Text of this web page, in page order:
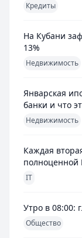
Кредиты
На Кубани
13%
Недвижимость
Январская
банки и что
Недвижимость
Каждая
полноценной
IT
Утро в 08:00:
Общество